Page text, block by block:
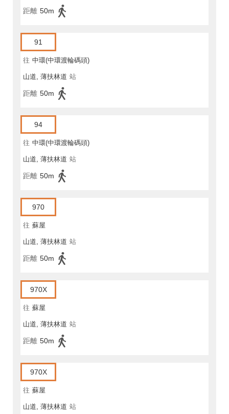
距離 50m
91
往 中環(中環渡輪碼頭)
山道, 薄扶林道 站
距離 50m
94
往 中環(中環渡輪碼頭)
山道, 薄扶林道 站
距離 50m
970
往 蘇屋
山道, 薄扶林道 站
距離 50m
970X
往 蘇屋
山道, 薄扶林道 站
距離 50m
970X
往 蘇屋
山道, 薄扶林道 站